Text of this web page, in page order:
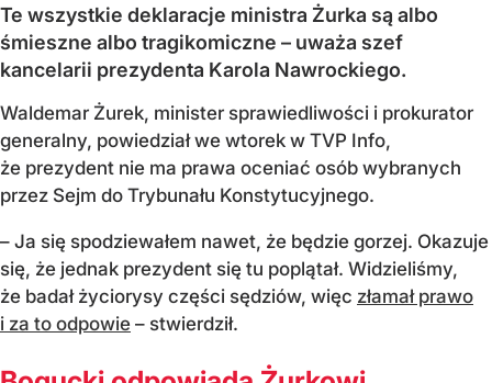
Te wszystkie deklaracje ministra Żurka są albo
śmieszne albo tragikomiczne – uważa szef
kancelarii prezydenta Karola Nawrockiego.
Waldemar Żurek, minister sprawiedliwości i prokurator
generalny, powiedział we wtorek w TVP Info,
że prezydent nie ma prawa oceniać osób wybranych
przez Sejm do Trybunału Konstytucyjnego.
– Ja się spodziewałem nawet, że będzie gorzej. Okazuje
się, że jednak prezydent się tu poplątał. Widzieliśmy,
że badał życiorysy części sędziów, więc złamał prawo
i za to odpowie – stwierdził.